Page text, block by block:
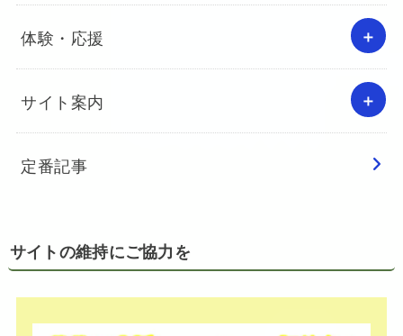
体験・応援
サイト案内
定番記事
サイトの維持にご協力を